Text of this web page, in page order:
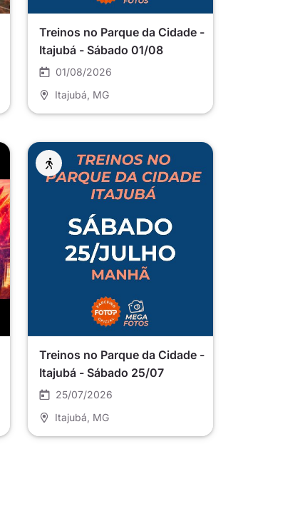
Treinos no Parque da Cidade -
Itajubá - Sábado 01/08
01/08/2026
Itajubá , MG
Treinos no Parque da Cidade -
Itajubá - Sábado 25/07
25/07/2026
Itajubá , MG